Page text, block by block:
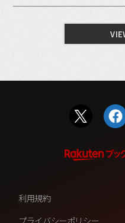
利用規約